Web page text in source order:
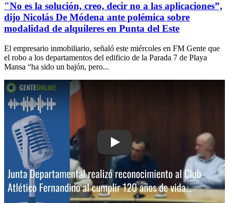
"No es la solución, creo, decir no a las aplicaciones”,
dijo Nicolás De Módena ante polémica sobre
modalidad de alquileres en Punta del Este
El empresario inmobiliario, señaló este miércoles en FM Gente que
el robo a los departamentos del edificio de la Parada 7 de Playa
Mansa “ha sido un bajón, pero...
Play: Junta Departamental realizó